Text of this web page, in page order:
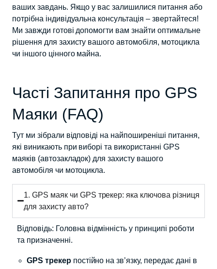
ваших завдань. Якщо у вас залишилися питання або
потрібна індивідуальна консультація – звертайтеся!
Ми завжди готові допомогти вам знайти оптимальне
рішення для захисту вашого автомобіля, мотоцикла
чи іншого цінного майна.
Часті Запитання про GPS
Маяки (FAQ)
Тут ми зібрали відповіді на найпоширеніші питання,
які виникають при виборі та використанні GPS
маяків (автозакладок) для захисту вашого
автомобіля чи мотоцикла.
1. GPS маяк чи GPS трекер: яка ключова різниця
для захисту авто?
Відповідь: Головна відмінність у принципі роботи
та призначенні.
GPS трекерпостійно на зв’язку, передає дані в